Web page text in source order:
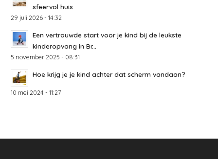
sfeervol huis
29 juli 2026 - 14:32
Een vertrouwde start voor je kind bij de leukste
kinderopvang in Br...
5 november 2025 - 08:31
Hoe krijg je je kind achter dat scherm vandaan?
10 mei 2024 - 11:27